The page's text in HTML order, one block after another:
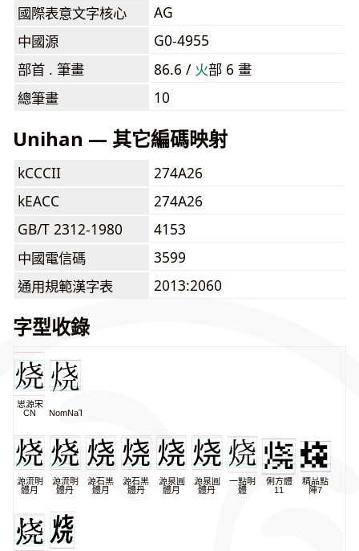
國際表意文字核心
AG
中國源
G0-4955
部首 . 筆畫
86.6 / ⽕部 6 畫
總筆畫
10
Unihan — 其它編碼映射
kCCCII
274A26
kEACC
274A26
GB/T 2312-1980
4153
中國電信碼
3599
通用規範漢字表
2013:2060
字型收錄
思源宋
CN
NomNaTong
源流明
體月
源流明
體丹
源石黑
體月
源石黑
體丹
源泉圓
體月
源泉圓
體丹
一點明
體
俐方體
11
精品點
陣7